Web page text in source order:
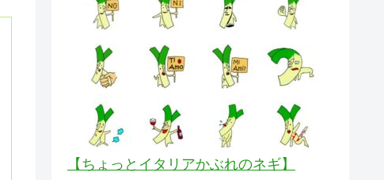
【ちょっとイタリアかぶれのネギ】